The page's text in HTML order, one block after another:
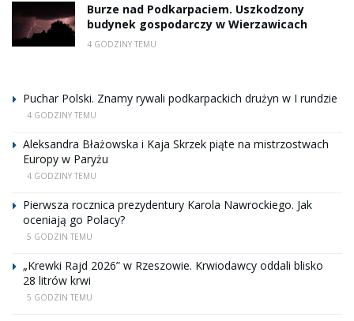
Burze nad Podkarpaciem. Uszkodzony
budynek gospodarczy w Wierzawicach
4 GODZINY TEMU
Puchar Polski. Znamy rywali podkarpackich drużyn w I rundzie
4 GODZINY TEMU
Aleksandra Błażowska i Kaja Skrzek piąte na mistrzostwach
Europy w Paryżu
4 GODZINY TEMU
Pierwsza rocznica prezydentury Karola Nawrockiego. Jak
oceniają go Polacy?
5 GODZIN TEMU
„Krewki Rajd 2026” w Rzeszowie. Krwiodawcy oddali blisko
28 litrów krwi
5 GODZIN TEMU